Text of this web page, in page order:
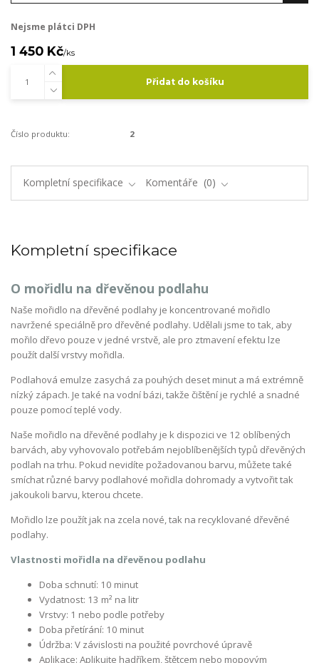
Nejsme plátci DPH
1 450 Kč/ks
Přidat do košíku
Číslo produktu: 2
Kompletní specifikace Komentáře 0
Kompletní specifikace
O mořidlu na dřevěnou podlahu
Naše mořidlo na dřevěné podlahy je koncentrované mořidlo
navržené speciálně pro dřevěné podlahy. Udělali jsme to tak, aby
mořilo dřevo pouze v jedné vrstvě, ale pro ztmavení efektu lze
použít další vrstvy mořidla.
Podlahová emulze zasychá za pouhých deset minut a má extrémně
nízký zápach. Je také na vodní bázi, takže čištění je rychlé a snadné
pouze pomocí teplé vody.
Naše mořidlo na dřevěné podlahy je k dispozici ve 12 oblíbených
barvách, aby vyhovovalo potřebám nejoblíbenějších typů dřevěných
podlah na trhu. Pokud nevidíte požadovanou barvu, můžete také
smíchat různé barvy podlahové mořidla dohromady a vytvořit tak
jakoukoli barvu, kterou chcete.
Mořidlo lze použít jak na zcela nové, tak na recyklované dřevěné
podlahy.
Vlastnosti mořidla na dřevěnou podlahu
Doba schnutí: 10 minut
Vydatnost: 13 m² na litr
Vrstvy: 1 nebo podle potřeby
Doba přetírání: 10 minut
Údržba: V závislosti na použité povrchové úpravě
Aplikace: Aplikujte hadříkem, štětcem nebo mopovým